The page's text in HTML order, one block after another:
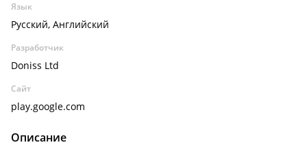
Язык
Русский, Английский
Разработчик
Doniss Ltd
Сайт
play.google.com
Описание